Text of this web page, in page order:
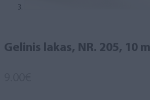
Gelinis lakas, NR. 205, 10 ml